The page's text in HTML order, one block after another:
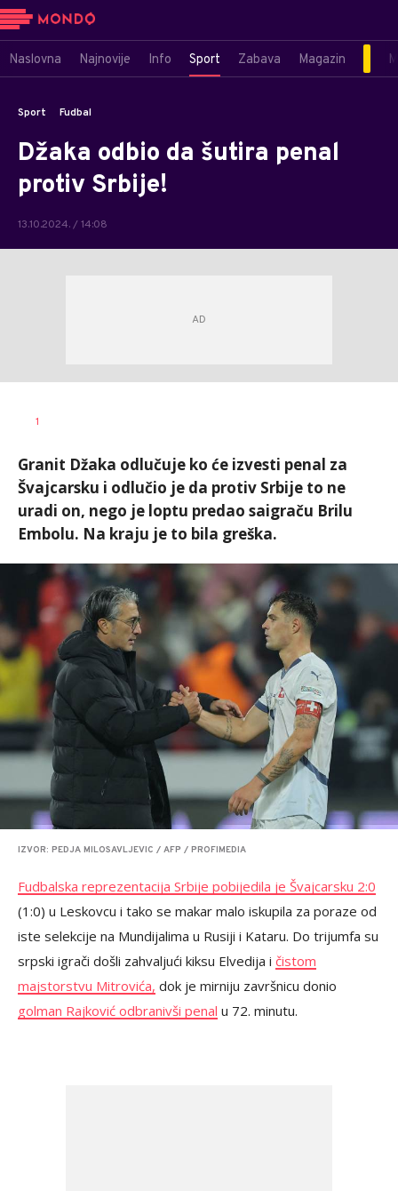
Naslovna Najnovije Info Sport Zabava Magazin
Sport Fudbal
Džaka odbio da šutira penal
protiv Srbije!
13.10.2024. / 14:08
AUTOR
1
Granit Džaka odlučuje ko će izvesti penal za
Švajcarsku i odlučio je da protiv Srbije to ne
uradi on, nego je loptu predao saigraču Brilu
Embolu. Na kraju je to bila greška.
IZVOR: PEDJA MILOSAVLJEVIC / AFP / PROFIMEDIA
Fudbalska reprezentacija Srbije pobijedila je Švajcarsku 2:0
(1:0) u Leskovcu i tako se makar malo iskupila za poraze od
iste selekcije na Mundijalima u Rusiji i Kataru. Do trijumfa su
srpski igrači došli zahvaljući kiksu Elvedija i čistom
majstorstvu Mitrovića, dok je mirniju završnicu donio
golman Rajković odbranivši penal u 72. minutu.